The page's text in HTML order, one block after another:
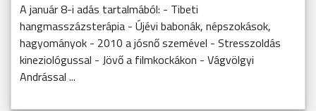
A január 8-i adás tartalmából: - Tibeti
hangmasszázsterápia - Újévi babonák, népszokások,
hagyományok - 2010 a jósnő szemével - Stresszoldás
kineziológussal - Jövő a filmkockákon - Vágvölgyi
Andrással ...